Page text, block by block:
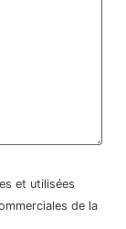
et utilisées
de la